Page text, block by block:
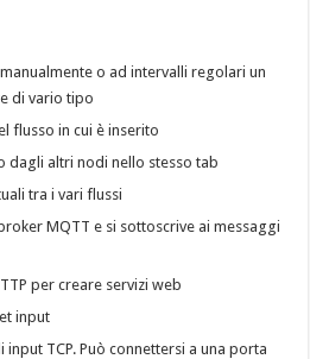
o ad intervalli regolari un
di vario tipo
flusso in cui è inserito
dagli altri nodi nello stesso tab
tra i vari flussi
MQTT e si sottoscrive ai messaggi
per creare servizi web
input
input TCP. Può connettersi a una porta